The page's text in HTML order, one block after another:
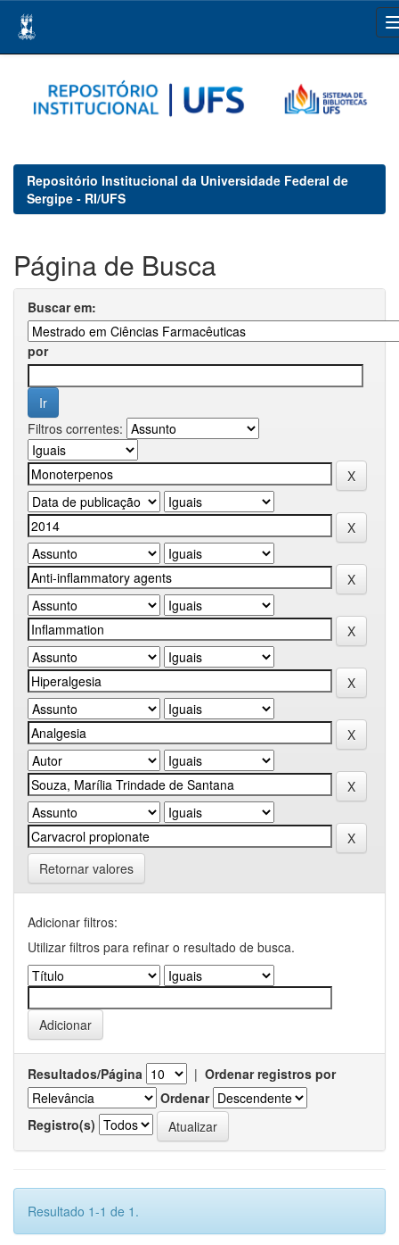
navigation
Repositório Institucional da Universidade Federal de
Sergipe - RI/UFS
Página de Busca
Buscar em:
por
Filtros correntes:
Retornar valores
Adicionar filtros:
Utilizar filtros para refinar o resultado de busca.
Resultados/Página | Ordenar registros por
Ordenar
Registro(s)
Resultado 1-1 de 1.